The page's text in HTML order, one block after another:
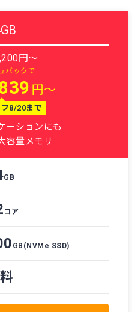
円～
バックで
円～
8/20まで
ーションにも
容量メモリ
GB
コア
GB (NVMe SSD)